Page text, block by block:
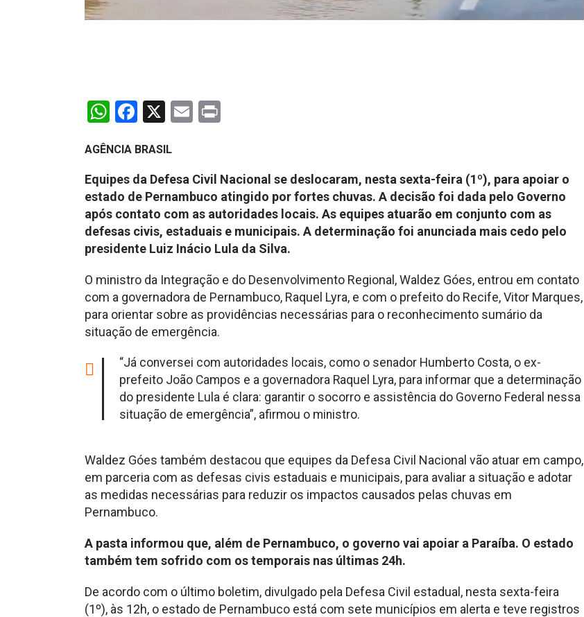
WhatsApp
Facebook
X Email
AGÊNCIA BRASIL
Equipes da Defesa Civil Nacional se deslocaram, nesta sexta-feira (1º), para apoiar o
estado de Pernambuco atingido por fortes chuvas. A decisão foi dada pelo Governo
após contato com as autoridades locais. As equipes atuarão em conjunto com as
defesas civis, estaduais e municipais. A determinação foi anunciada mais cedo pelo
presidente Luiz Inácio Lula da Silva.
O ministro da Integração e do Desenvolvimento Regional, Waldez Góes, entrou em contato
com a governadora de Pernambuco, Raquel Lyra, e com o prefeito do Recife, Vitor Marques,
para orientar sobre as providências necessárias para o reconhecimento sumário da
situação de emergência.
“Já conversei com autoridades locais, como o senador Humberto Costa, o ex-
prefeito João Campos e a governadora Raquel Lyra, para informar que a determinação
do presidente Lula é clara: garantir o socorro e assistência do Governo Federal nessa
situação de emergência”, afirmou o ministro.
Waldez Góes também destacou que equipes da Defesa Civil Nacional vão atuar em campo,
em parceria com as defesas civis estaduais e municipais, para avaliar a situação e adotar
as medidas necessárias para reduzir os impactos causados pelas chuvas em
Pernambuco.
A pasta informou que, além de Pernambuco, o governo vai apoiar a Paraíba. O estado
também tem sofrido com os temporais nas últimas 24h.
De acordo com o último boletim, divulgado pela Defesa Civil estadual, nesta sexta-feira
(1º), às 12h, o estado de Pernambuco está com sete municípios em alerta e teve registros